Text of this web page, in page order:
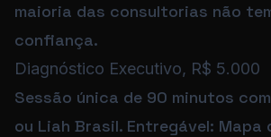
maioria das consultorias não
confiança.
Diagnóstico Executivo, R$ 5.000
Sessão única de 90 minutos
ou Liah Brasil. Entregável: Mapa